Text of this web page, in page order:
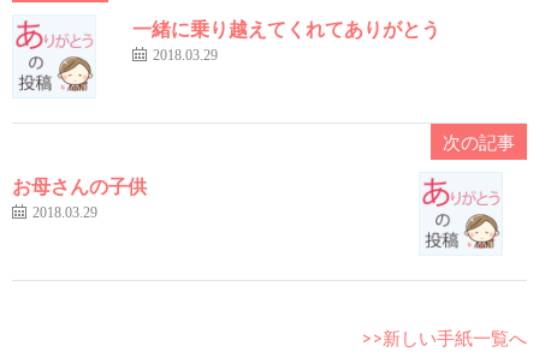
一緒に乗り越えてくれてありがとう
2018.03.29
次の記事
お母さんの子供
2018.03.29
>>新しい手紙一覧へ